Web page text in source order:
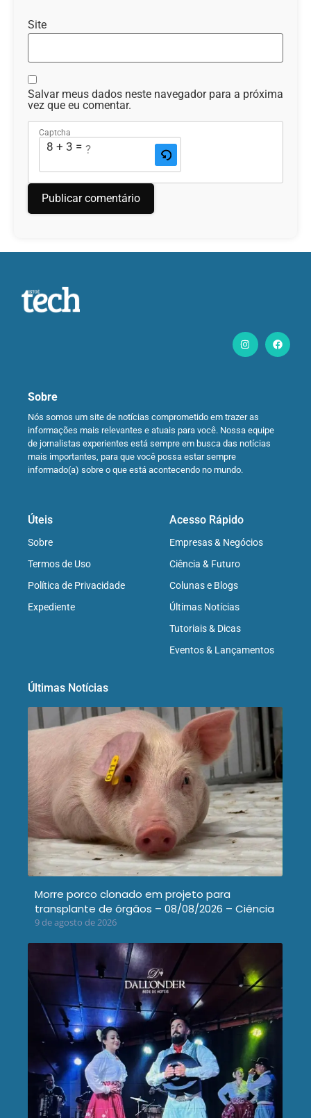
Site
Salvar meus dados neste navegador para a próxima
vez que eu comentar.
Captcha
8 + 3 = ?
Sobre
Nós somos um site de notícias comprometido em trazer as
informações mais relevantes e atuais para você. Nossa equipe
de jornalistas experientes está sempre em busca das notícias
mais importantes, para que você possa estar sempre
informado(a) sobre o que está acontecendo no mundo.
Úteis
Sobre
Termos de Uso
Política de Privacidade
Expediente
Acesso Rápido
Empresas & Negócios
Ciência & Futuro
Colunas e Blogs
Últimas Notícias
Tutoriais & Dicas
Eventos & Lançamentos
Últimas Notícias
Morre porco clonado em projeto para
transplante de órgãos – 08/08/2026 – Ciência
9 de agosto de 2026